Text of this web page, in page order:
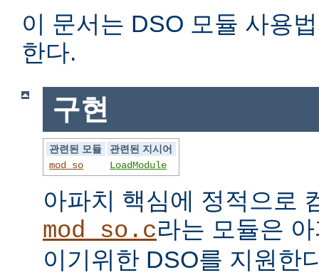
이 문서는 DSO 모듈 사용
한다.
구현
관련된 모듈
관련된 지시어
mod_so
LoadModule
아파치 핵심에 정적으로
mod_so.c라는 모듈은
이기위한 DSO를 지원한